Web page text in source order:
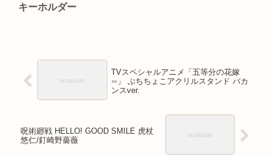
キーホルダー
TVスペシャルアニメ「五等分の花嫁
∽」 ぷちちょこアクリルスタンド バカ
ンスver.
呪術廻戦 HELLO! GOOD SMILE 虎杖
悠仁/釘崎野薔薇